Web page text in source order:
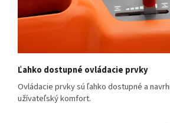
Ľahko dostupné ovládacie prvky
Ovládacie prvky sú ľahko dostupné a
užívateľský komfort.